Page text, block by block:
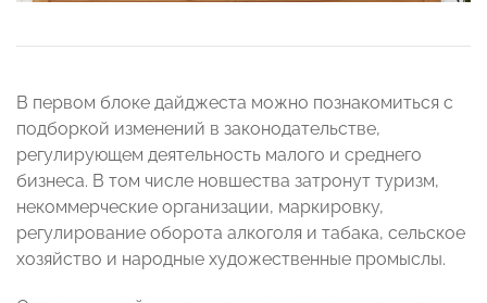
В первом блоке дайджеста можно познакомиться с
подборкой изменений в законодательстве,
регулирующем деятельность малого и среднего
бизнеса. В том числе новшества затронут туризм,
некоммерческие организации, маркировку,
регулирование оборота алкоголя и табака, сельское
хозяйство и народные художественные промыслы.